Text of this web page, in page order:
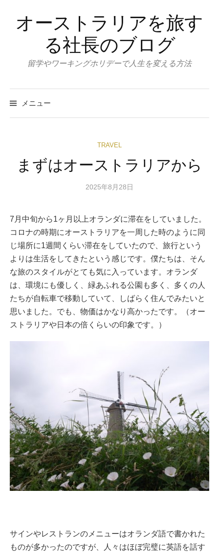
ン
キ
オーストラリアを旅す
る社長のブログ
留学やワーキングホリデーで人生を変える方法
メニュー
TRAVEL
まずはオーストラリアから
2025年8月28日
7月中旬から1ヶ月以上オランダに滞在をしていました。
コロナの時期にオーストラリアを一周した時のように同
じ場所に1週間くらい滞在をしていたので、旅行という
よりは生活をしてきたという感じです。僕たちは、そん
な旅のスタイルがとても気に入っています。オランダ
は、環境にも優しく、緑あふれる公園も多く、多くの人
たちが自転車で移動していて、しばらく住んでみたいと
思いました。でも、物価はかなり高かったです。（オー
ストラリアや日本の倍くらいの印象です。）
サインやレストランのメニューはオランダ語で書かれた
ものが多かったのですが、人々はほぼ完璧に英語を話す